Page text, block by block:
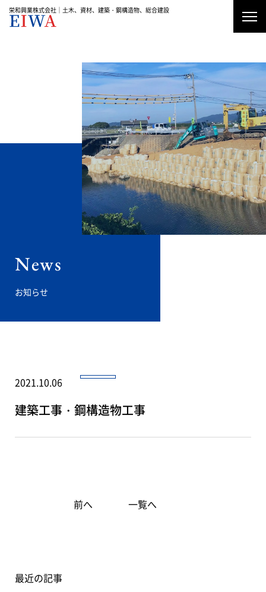
栄和興業株式会社｜土木、資材、建築・鋼構造物、総合建設
資材加工・販売
土木工事
建築工事・鋼構造物工事
News
お知らせ
2021.10.06
建築工事・鋼構造物工事
前へ 一覧へ
最近の記事